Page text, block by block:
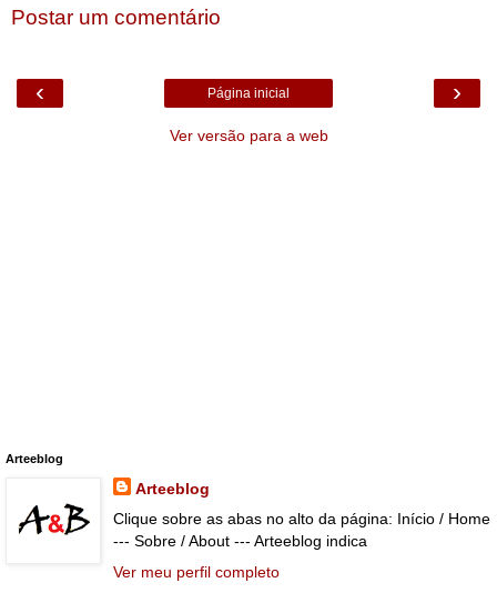
Postar um comentário
‹ ›
Página inicial
Ver versão para a web
Arteeblog
Arteeblog
Clique sobre as abas no alto da página: Início / Home
--- Sobre / About --- Arteeblog indica
Ver meu perfil completo